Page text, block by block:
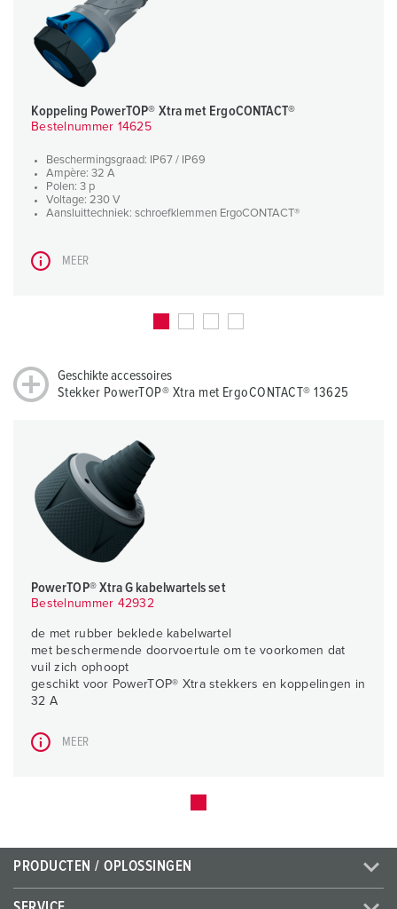
Koppeling PowerTOP® Xtra met ErgoCONTACT®
Bestelnummer 14625
Beschermingsgraad: IP67 / IP69
Ampère: 32 A
Polen: 3 p
Voltage: 230 V
Aansluittechniek: schroefklemmen ErgoCONTACT®
MEER
Geschikte accessoires
Stekker PowerTOP® Xtra met ErgoCONTACT® 13625
PowerTOP® Xtra G kabelwartels set
Bestelnummer 42932
de met rubber beklede kabelwartel
met beschermende doorvoertule om te voorkomen dat
vuil zich ophoopt
geschikt voor PowerTOP® Xtra stekkers en koppelingen in
32 A
MEER
PRODUCTEN / OPLOSSINGEN